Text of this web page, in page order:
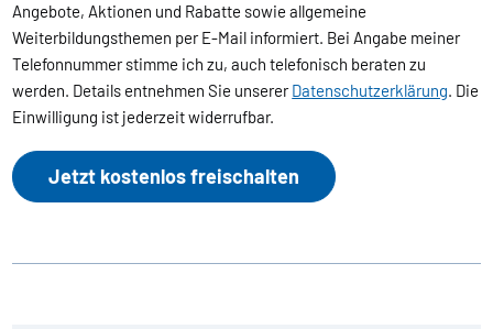
Angebote, Aktionen und Rabatte sowie allgemeine
Weiterbildungsthemen per E-Mail informiert. Bei Angabe meiner
Telefonnummer stimme ich zu, auch telefonisch beraten zu
werden. Details entnehmen Sie unsererDatenschutzerklärung. Die
Einwilligung ist jederzeit widerrufbar.
Jetzt kostenlos freischalten